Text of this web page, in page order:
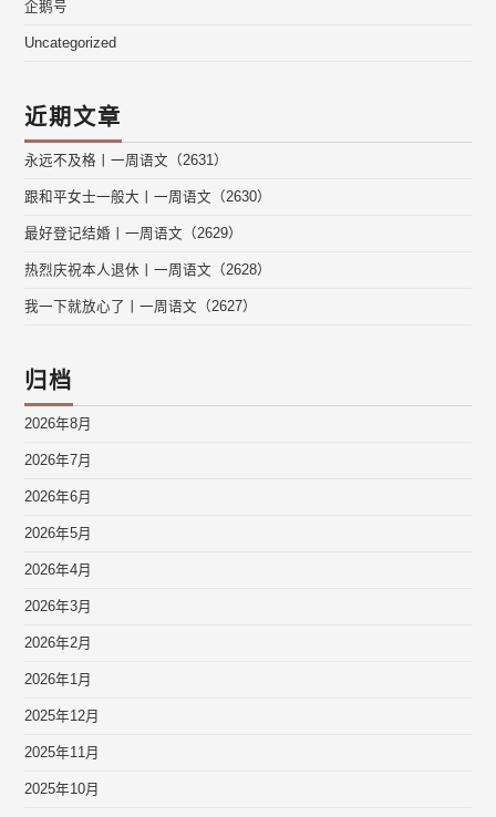
企鹅号
Uncategorized
近期文章
永远不及格丨一周语文（2631）
跟和平女士一般大丨一周语文（2630）
最好登记结婚丨一周语文（2629）
热烈庆祝本人退休丨一周语文（2628）
我一下就放心了丨一周语文（2627）
归档
2026年8月
2026年7月
2026年6月
2026年5月
2026年4月
2026年3月
2026年2月
2026年1月
2025年12月
2025年11月
2025年10月